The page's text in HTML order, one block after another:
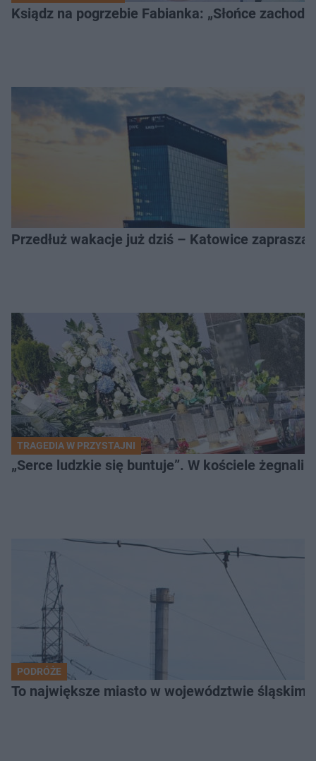
Ksiądz na pogrzebie Fabianka: „Słońce
Przedłuż wakacje już dziś – Katowice
TRAGEDIA W PRZYSTAJNI
„Serce ludzkie się buntuje”. W kościele żegnali
PODRÓŻE
To największe miasto w województwie